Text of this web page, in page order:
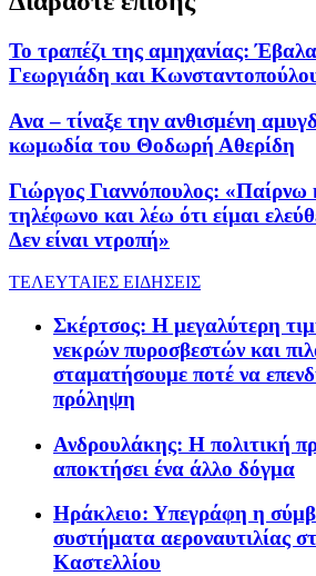
Το τραπέζι της αμηχανίας:
Γεωργιάδη και
Ανα – τίναξε την ανθισμένη
κωμωδία του Θοδωρή Αθερίδη
Γιώργος Γιαννόπουλος:
τηλέφωνο και λέω ότι είμαι
Δεν είναι ντροπή»
ΤΕΛΕΥΤΑΙΕΣ ΕΙΔΗΣΕΙΣ
Σκέρτσος: Η μεγαλύτερη
νεκρών πυροσβεστών και
σταματήσουμε ποτέ να
πρόληψη
Ανδρουλάκης: Η πολιτική
αποκτήσει ένα άλλο δόγμα
Ηράκλειο: Υπεγράφη η
συστήματα αεροναυτιλίας
Καστελλίου